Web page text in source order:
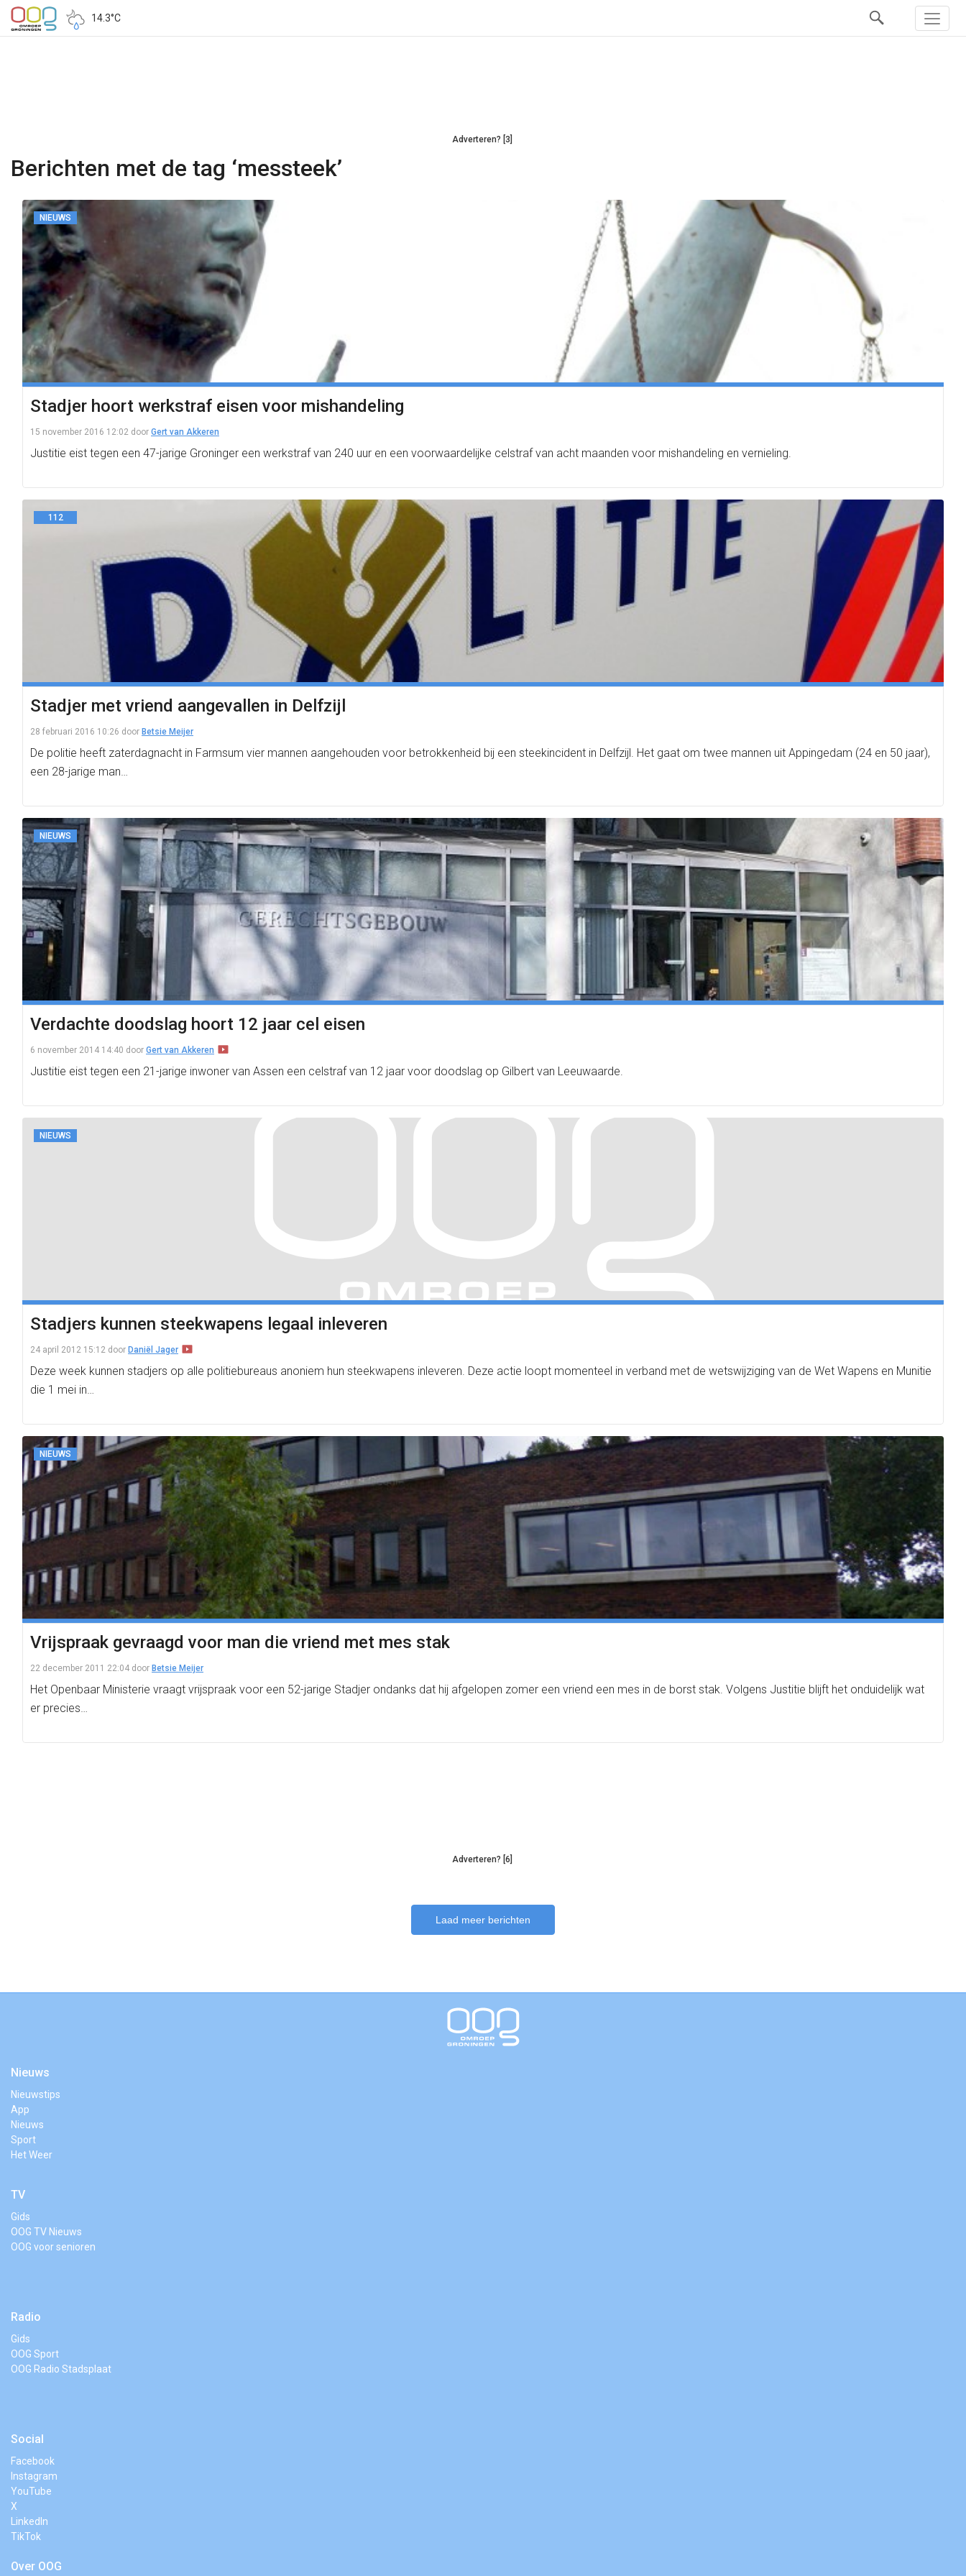
14.3°C
Adverteren? [3]
Berichten met de tag ‘messteek’
NIEUWS
Stadjer hoort werkstraf eisen voor mishandeling
15 november 2016 12:02 door Gert van Akkeren
Justitie eist tegen een 47-jarige Groninger een werkstraf van 240 uur en een voorwaardelijke celstraf van acht maanden voor mishandeling en vernieling.
112
Stadjer met vriend aangevallen in Delfzijl
28 februari 2016 10:26 door Betsie Meijer
De politie heeft zaterdagnacht in Farmsum vier mannen aangehouden voor betrokkenheid bij een steekincident in Delfzijl. Het gaat om twee mannen uit Appingedam (24 en 50 jaar),
een 28-jarige man…
NIEUWS
Verdachte doodslag hoort 12 jaar cel eisen
6 november 2014 14:40 door Gert van Akkeren
Justitie eist tegen een 21-jarige inwoner van Assen een celstraf van 12 jaar voor doodslag op Gilbert van Leeuwaarde.
NIEUWS
Stadjers kunnen steekwapens legaal inleveren
24 april 2012 15:12 door Daniël Jager
Deze week kunnen stadjers op alle politiebureaus anoniem hun steekwapens inleveren. Deze actie loopt momenteel in verband met de wetswijziging van de Wet Wapens en Munitie
die 1 mei in…
NIEUWS
Vrijspraak gevraagd voor man die vriend met mes stak
22 december 2011 22:04 door Betsie Meijer
Het Openbaar Ministerie vraagt vrijspraak voor een 52-jarige Stadjer ondanks dat hij afgelopen zomer een vriend een mes in de borst stak. Volgens Justitie blijft het onduidelijk wat
er precies…
Adverteren? [6]
Laad meer berichten
Nieuws
Nieuwstips
App
Nieuws
Sport
Het Weer
TV
Gids
OOG TV Nieuws
OOG voor senioren
Radio
Gids
OOG Sport
OOG Radio Stadsplaat
Social
Facebook
Instagram
YouTube
X
LinkedIn
TikTok
Over OOG